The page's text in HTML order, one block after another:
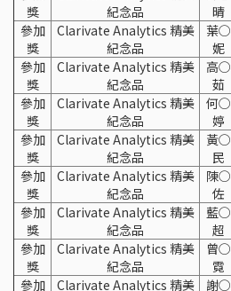
獎
紀念品
晴
參加
獎
Clarivate Analytics 精美
紀念品
葉○
妮
參加
獎
Clarivate Analytics 精美
紀念品
高○
茹
參加
獎
Clarivate Analytics 精美
紀念品
何○
婷
參加
獎
Clarivate Analytics 精美
紀念品
黃○
民
參加
獎
Clarivate Analytics 精美
紀念品
陳○
佐
參加
獎
Clarivate Analytics 精美
紀念品
藍○
超
參加
獎
Clarivate Analytics 精美
紀念品
曾○
霓
參加
Clarivate Analytics 精美 謝○